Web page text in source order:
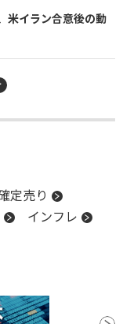
米イラン合意後の動
定売り
インフレ
ビットコイン